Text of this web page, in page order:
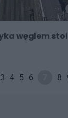
węglem stoi
3 4 5 6 8